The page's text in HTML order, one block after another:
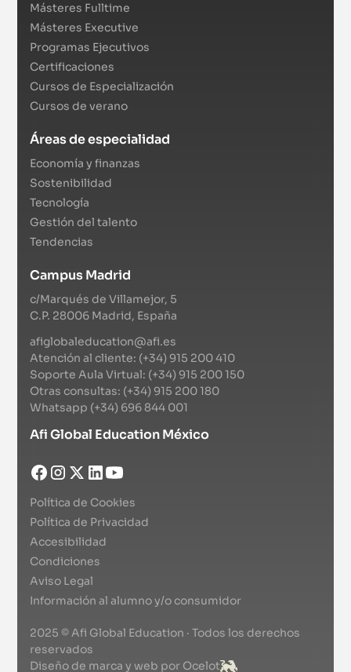
Másteres Fulltime
Másteres Executive
Programas Ejecutivos
Certificaciones
Cursos de Especialización
Cursos de verano
Áreas de especialidad
Economía y finanzas
Sostenibilidad
Tecnología
Gestión del talento
Tendencias
Campus Madrid
c/Marqués de Villamejor, 5
C.P. 28006 Madrid, España
afiglobaleducation@afi.es
Atención al cliente: (+34) 915 200 410
Soporte Aula Virtual: (+34) 915 200 150
Otras consultas: (+34) 915 200 180
Whatsapp (+34) 696 844 001
Afi Global Education México
Política de Cookies
Política de Privacidad
Accesibilidad
Condiciones
Aviso Legal
Información al alumno y/o consumidor
2025 © Afi Global Education · Todos los derechos
reservados
Diseño de marca y web por Ocelot